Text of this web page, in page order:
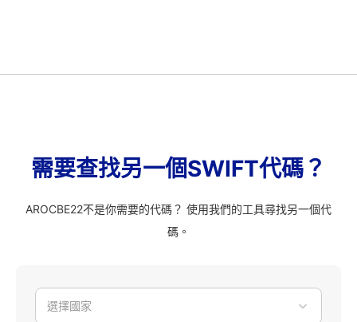
需要查找另一個SWIFT代碼？
AROCBE22不是你需要的代碼？ 使用我們的工具尋找另一個代
碼。
選擇國家